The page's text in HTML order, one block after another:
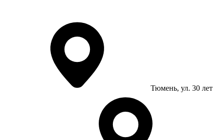
Тюмень, ул. 30 лет